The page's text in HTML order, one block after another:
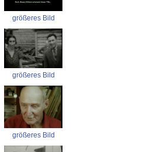
größeres Bild
größeres Bild
größeres Bild